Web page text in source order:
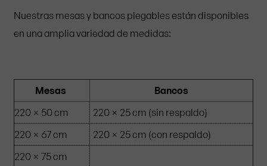
Nuestras mesas y bancos plegables están disponibles
en una amplia variedad de medidas:
Mesas
Bancos
220 × 50 cm
220 × 25 cm (sin respaldo)
220 × 67 cm
220 × 25 cm (con respaldo)
220 × 75 cm